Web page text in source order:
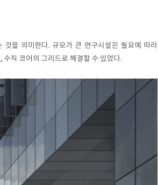
을 의미한다. 규모가 큰 연구시설은 필요에 따라
직 코어의 그리드로 해결할 수 있었다.